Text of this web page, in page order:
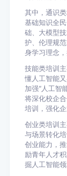
其中，通识
基础知识全
础、大模型
护、伦理规
身学习理念
技能类培训
懂人工智能
加强“人工智
将深化校企
培训，强化
创业类培训
与场景转化
创业能力，
励青年人才
掘人工智能领